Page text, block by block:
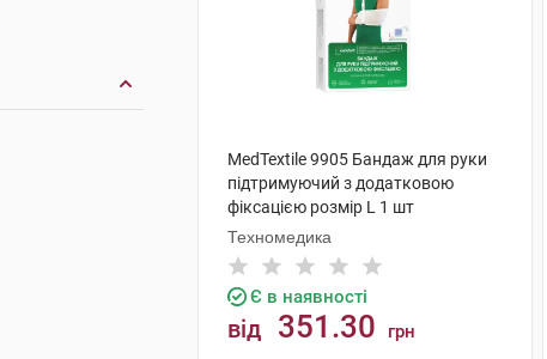
MedTextile 9905 Бандаж для руки
підтримуючий з додатковою
фіксацією розмір L 1 шт
Техномедика
Є в наявності
від 351.30 грн